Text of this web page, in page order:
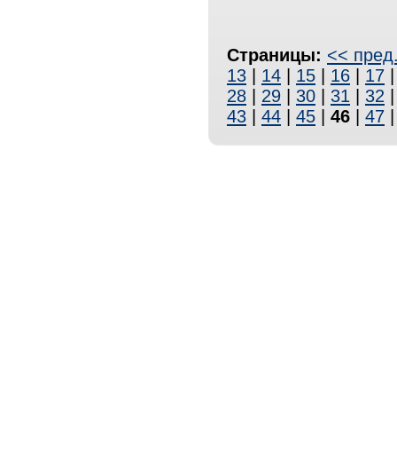
Страницы: <<
13
14 15 16 17
28
29 30 31 32
43
44 45 46 47